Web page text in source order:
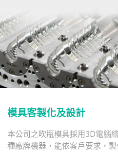
模具客製化及設計
本公司之吹瓶模具採用3D電腦
種廠牌機器，能依客戶要求，